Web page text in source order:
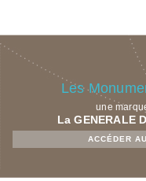
Les
une
La GENERALE
ACCÉDER